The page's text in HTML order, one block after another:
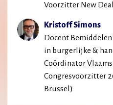
Voorzitter New
Kristoff Simons
Docent
in burgerlijke &
Coördinator
Congresvoorzitter
Brussel)